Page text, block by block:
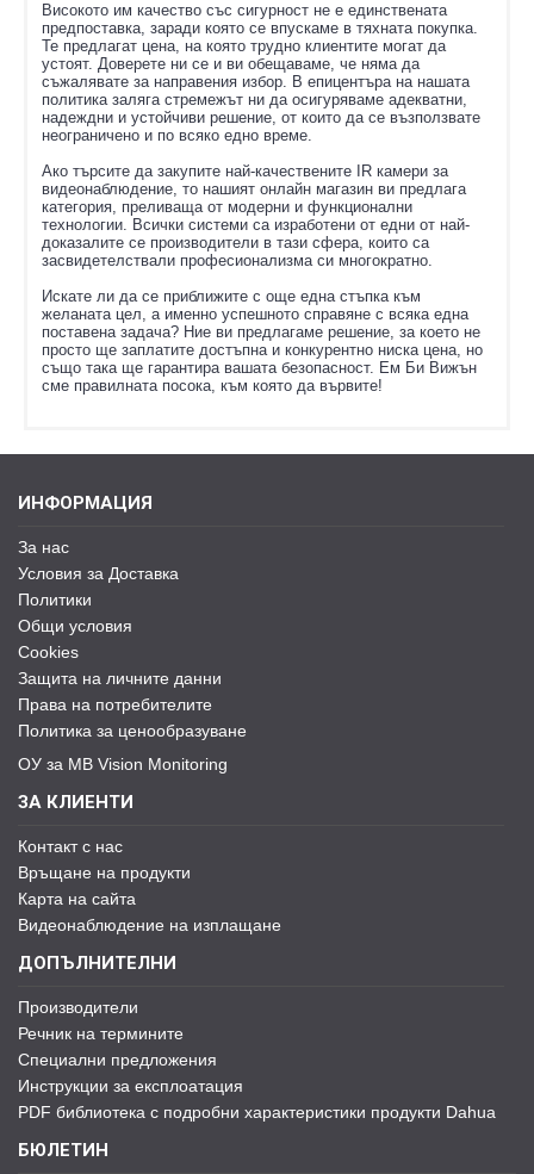
Високото им качество със сигурност не е единствената
предпоставка, заради която се впускаме в тяхната покупка.
Те предлагат цена, на която трудно клиентите могат да
устоят. Доверете ни се и ви обещаваме, че няма да
съжалявате за направения избор. В епицентъра на нашата
политика заляга стремежът ни да осигуряваме адекватни,
надеждни и устойчиви решение, от които да се възползвате
неограничено и по всяко едно време.
Ако търсите да закупите най-качествените IR камери за
видеонаблюдение, то нашият онлайн магазин ви предлага
категория, преливаща от модерни и функционални
технологии. Всички системи са изработени от едни от най-
доказалите се производители в тази сфера, които са
засвидетелствали професионализма си многократно.
Искате ли да се приближите с още една стъпка към
желаната цел, а именно успешното справяне с всяка една
поставена задача? Ние ви предлагаме решение, за което не
просто ще заплатите достъпна и конкурентно ниска цена, но
също така ще гарантира вашата безопасност. Ем Би Вижън
сме правилната посока, към която да вървите!
ИНФОРМАЦИЯ
За нас
Условия за Доставка
Политики
Общи условия
Cookies
Защита на личните данни
Права на потребителите
Политика за ценообразуване
ОУ за MB Vision Monitoring
ЗА КЛИЕНТИ
Контакт с нас
Връщане на продукти
Карта на сайта
Видеонаблюдение на изплащане
ДОПЪЛНИТЕЛНИ
Производители
Речник на термините
Специални предложения
Инструкции за експлоатация
PDF библиотека с подробни характеристики продукти Dahua
БЮЛЕТИН